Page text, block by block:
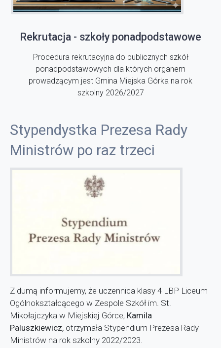
Rekrutacja - szkoły ponadpodstawowe
Procedura rekrutacyjna do publicznych szkół
ponadpodstawowych dla których organem
prowadzącym jest Gmina Miejska Górka na rok
szkolny 2026/2027
Stypendystka Prezesa Rady
Ministrów po raz trzeci
Z dumą informujemy, że uczennica klasy 4 LBP Liceum
Ogólnokształcącego w Zespole Szkół im. St.
Mikołajczyka w Miejskiej Górce, Kamila
Paluszkiewicz, otrzymała Stypendium Prezesa Rady
Ministrów na rok szkolny 2022/2023.